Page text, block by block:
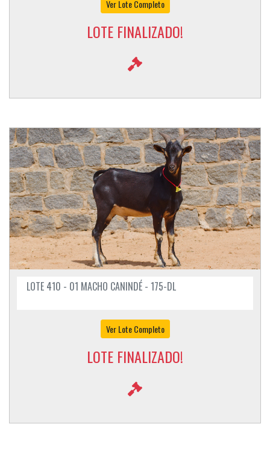
Ver Lote Completo
LOTE FINALIZADO!
LOTE 410 - 01 MACHO CANINDÉ - 175-DL
Ver Lote Completo
LOTE FINALIZADO!